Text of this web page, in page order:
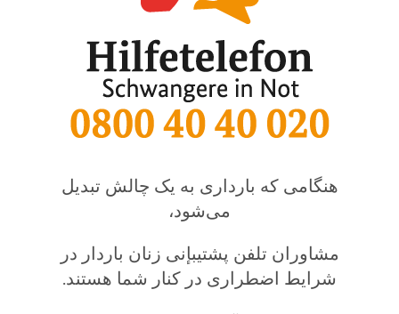
هنگامی که بارداری به یک چالش تبدیل
می‌شود،
مشاوران تلفن پشتيبإنی زنان باردار در
شرایط اضطراری در کنار شما هستند.